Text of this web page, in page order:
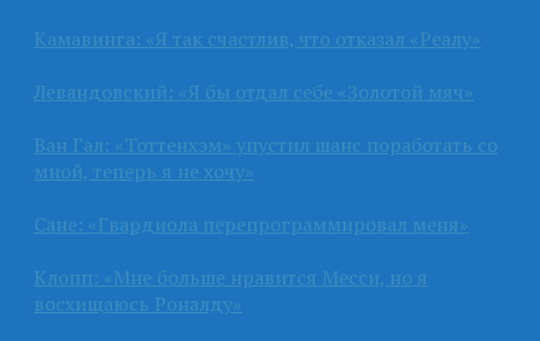
Камавинга: «Я так счастлив, что отказал «Реалу»
Левандовский: «Я бы отдал себе «Золотой мяч»
Ван Гал: «Тоттенхэм» упустил шанс поработать со
мной, теперь я не хочу»
Сане: «Гвардиола перепрограммировал меня»
Клопп: «Мне больше нравится Месси, но я
восхищаюсь Роналду»